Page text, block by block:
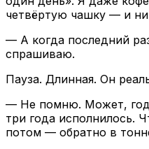
четвёртую чашку — и
— А когда последний
спрашиваю.
Пауза. Длинная. Он
— Не помню. Может,
три года исполнилось.
потом — обратно в